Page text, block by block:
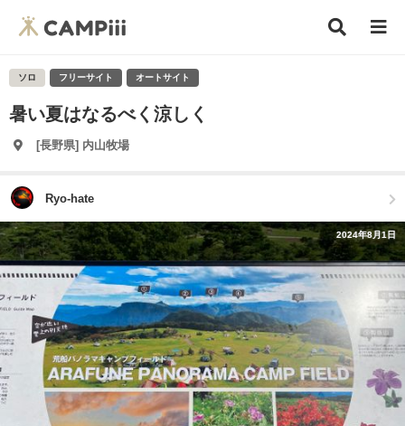
ソロ フリーサイト オートサイト
暑い夏はなるべく涼しく
[長野県] 内山牧場
Ryo-hate
2024年8月1日